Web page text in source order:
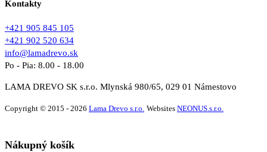
Kontakty
+421 905 845 105
+421 902 520 634
info@lamadrevo.sk
Po - Pia: 8.00 - 18.00
LAMA DREVO SK s.r.o. Mlynská 980/65, 029 01 Námestovo
Copyright © 2015 - 2026 Lama Drevo s.r.o. Websites NEONUS.s.r.o.
Nákupný košík